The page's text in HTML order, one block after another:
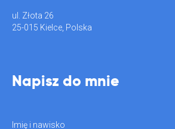
ul. Złota 26
25-015 Kielce, Polska
Napisz do mnie
Imię i nawisko